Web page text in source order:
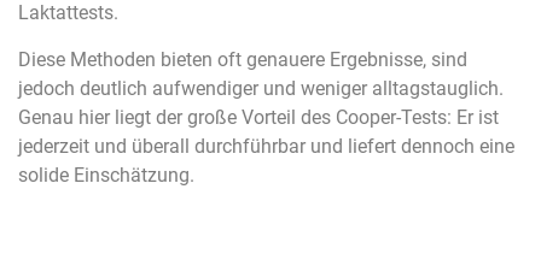
Laktattests.
Diese Methoden bieten oft genauere Ergebnisse, sind
jedoch deutlich aufwendiger und weniger alltagstauglich.
Genau hier liegt der große Vorteil des Cooper-Tests: Er ist
jederzeit und überall durchführbar und liefert dennoch eine
solide Einschätzung.